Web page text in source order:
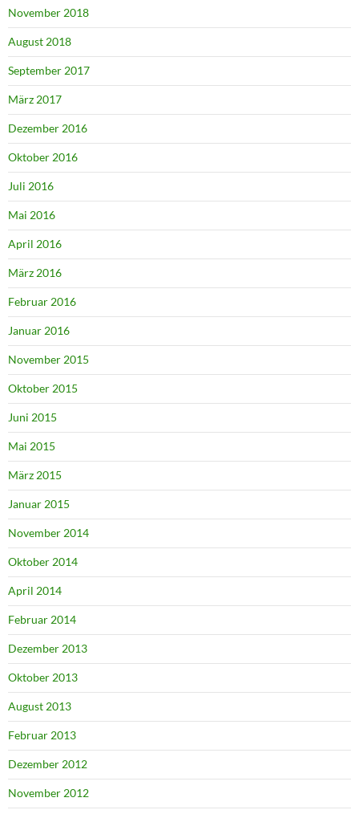
November 2018
August 2018
September 2017
März 2017
Dezember 2016
Oktober 2016
Juli 2016
Mai 2016
April 2016
März 2016
Februar 2016
Januar 2016
November 2015
Oktober 2015
Juni 2015
Mai 2015
März 2015
Januar 2015
November 2014
Oktober 2014
April 2014
Februar 2014
Dezember 2013
Oktober 2013
August 2013
Februar 2013
Dezember 2012
November 2012